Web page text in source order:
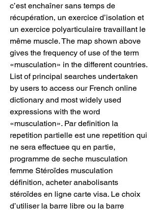
c’est enchaîner sans temps de
récupération, un exercice d’isolation et
un exercice polyarticulaire travaillant le
même muscle. The map shown above
gives the frequency of use of the term
«musculation» in the different countries.
List of principal searches undertaken
by users to access our French online
dictionary and most widely used
expressions with the word
«musculation». Par definition la
repetition partielle est une repetition qui
ne sera effectuee qu en partie,
programme de seche musculation
femme Stéroïdes musculation
définition, acheter anabolisants
stéroïdes en ligne carte visa. Le choix
d’utiliser la barre libre ou la barre